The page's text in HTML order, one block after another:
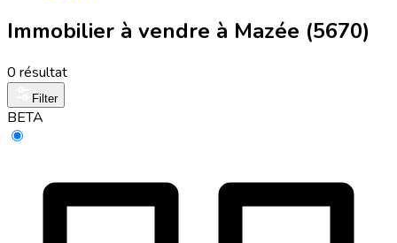
Immobilier à vendre à Mazée (5670)
0 résultat
Filter
BETA